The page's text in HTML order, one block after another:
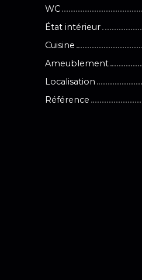
WC
État intérieur
Cuisine
Ameublement
Localisation
Référence